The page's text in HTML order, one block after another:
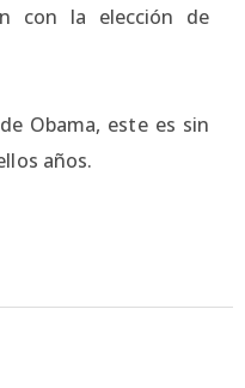
con la elección de
Obama, este es sin
años.